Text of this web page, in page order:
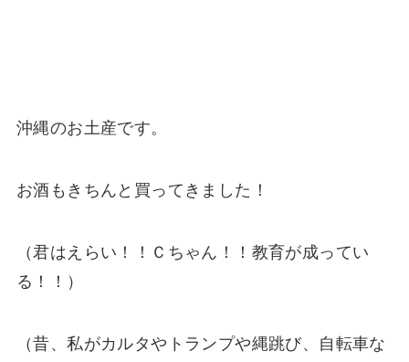
沖縄のお土産です。
お酒もきちんと買ってきました！
（君はえらい！！Ｃちゃん！！教育が成ってい
る！！）
（昔、私がカルタやトランプや縄跳び、自転車な